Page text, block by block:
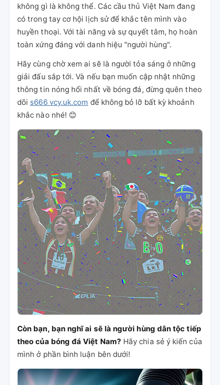
không gì là không thể. Các cầu thủ Việt Nam đang
có trong tay cơ hội lịch sử để khắc tên mình vào
huyền thoại. Với tài năng và sự quyết tâm, họ hoàn
toàn xứng đáng với danh hiệu "người hùng".
Hãy cùng chờ xem ai sẽ là người tỏa sáng ở những
giải đấu sắp tới. Và nếu bạn muốn cập nhật những
thông tin nóng hổi nhất về bóng đá, đừng quên theo
dõi s666 vcy.uk.com để không bỏ lỡ bất kỳ khoảnh
khắc nào nhé! 😊
Còn bạn, bạn nghĩ ai sẽ là người hùng dân tộc tiếp
theo của bóng đá Việt Nam? Hãy chia sẻ ý kiến của
mình ở phần bình luận bên dưới!